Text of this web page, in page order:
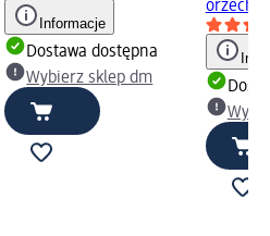
Informacje
Dostawa dostępna
Wybierz sklep dm
orzechy,